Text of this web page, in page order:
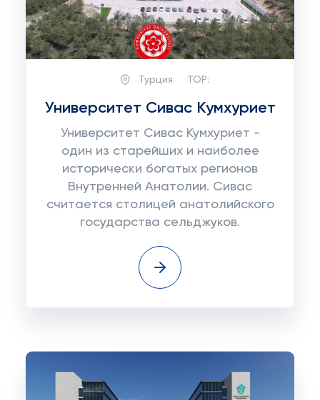
Турция TOP:
Университет Сивас Кумхуриет
Университет Сивас Кумхуриет -
один из старейших и наиболее
исторически богатых регионов
Внутренней Анатолии. Сивас
считается столицей анатолийского
государства сельджуков.